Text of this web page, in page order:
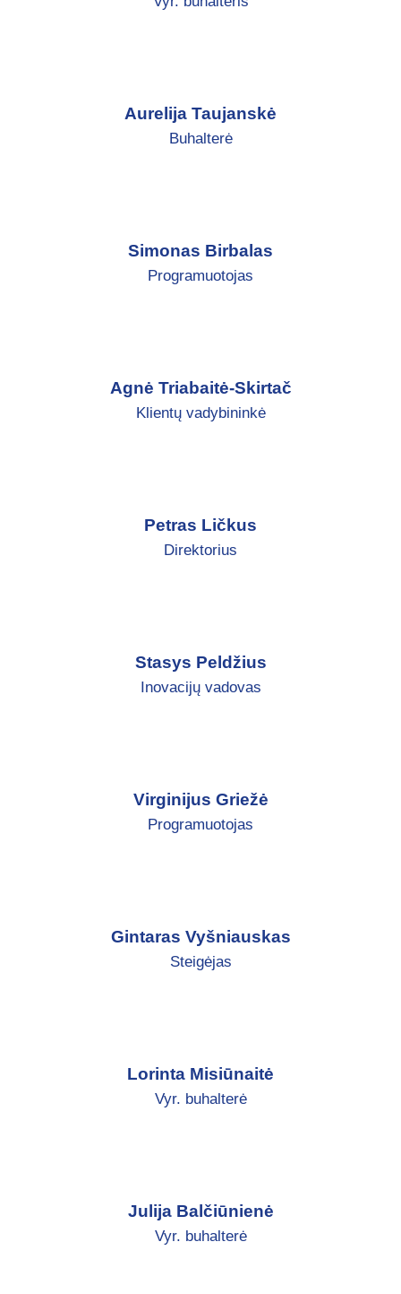
Aurelija Taujanskė
Buhalterė
Simonas Birbalas
Programuotojas
Agnė Triabaitė-Skirtač
Klientų vadybininkė
Petras Ličkus
Direktorius
Stasys Peldžius
Inovacijų vadovas
Virginijus Griežė
Programuotojas
Gintaras Vyšniauskas
Steigėjas
Lorinta Misiūnaitė
Vyr. buhalterė
Julija Balčiūnienė
Vyr. buhalterė